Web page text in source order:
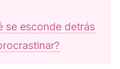
se esconde detrás